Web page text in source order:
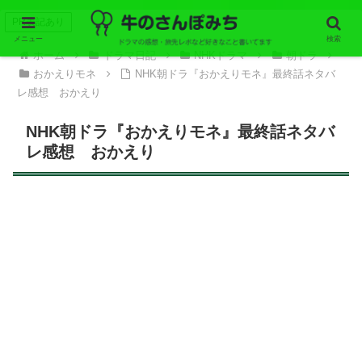
PR表記あり
ホーム ドラマ日記 NHKドラマ
朝ドラ
おかえりモネ
NHK朝ドラ『おかえりモネ』最終話ネタバ
レ感想 おかえり
NHK朝ドラ『おかえりモネ』最終話ネタバ
レ感想 おかえり
メニュー 検索